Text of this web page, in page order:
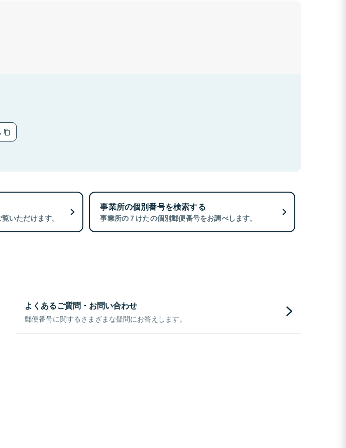
いただけます。
事業所の個別番号を検索する
事業所の７けたの個別郵便番号をお調べします。
よくあるご質問・お問い合わせ
郵便番号に関するさまざまな疑問にお答えします。